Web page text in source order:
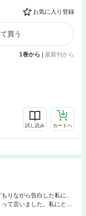
お気に入り登録
買う
1巻から 最新刊から
試し読み カートへ
りながら告白した私に、
て言いました。私にとっ
かの彼女。つきあって2